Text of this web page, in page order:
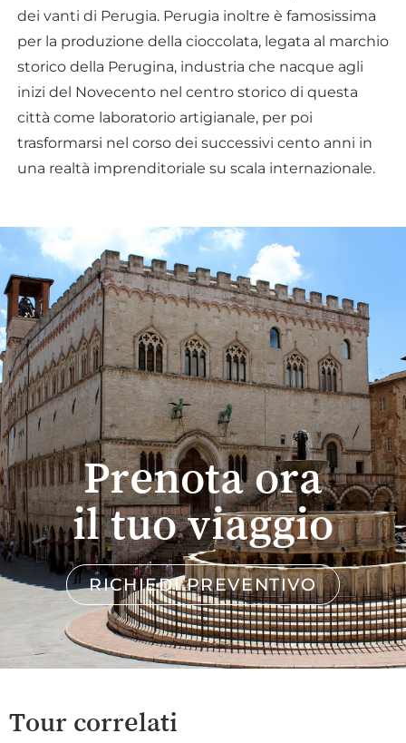
dei vanti di Perugia. Perugia inoltre è famosissima
per la produzione della cioccolata, legata al marchio
storico della Perugina, industria che nacque agli
inizi del Novecento nel centro storico di questa
città come laboratorio artigianale, per poi
trasformarsi nel corso dei successivi cento anni in
una realtà imprenditoriale su scala internazionale.
Prenota ora
il tuo viaggio
RICHIEDI PREVENTIVO
Tour correlati